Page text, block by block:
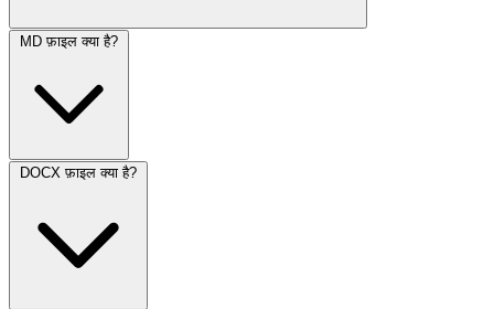
MD फ़ाइल क्या है?
DOCX फ़ाइल क्या है?